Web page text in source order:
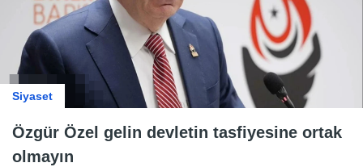
Siyaset
Özgür Özel gelin devletin tasfiyesine ortak
olmayın